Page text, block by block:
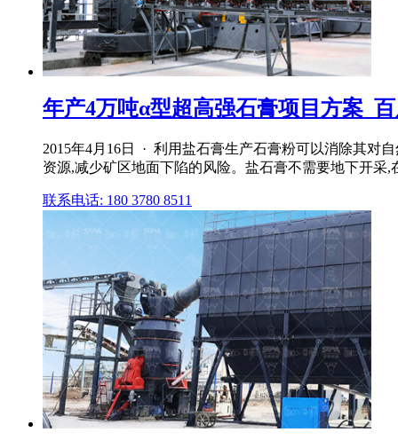
年产4万吨α型超高强石膏项目方案_
2015年4月16日 · 利用盐石膏生产石膏粉可以消除其对
资源,减少矿区地面下陷的风险。盐石膏不需要地下开采
联系电话: 180 3780 8511